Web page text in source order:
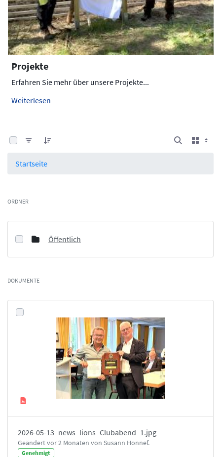
Projekte
Erfahren Sie mehr über unsere Projekte...
Weiterlesen
0 von 4 Elemente ausgewählt
Startseite
ORDNER
Öffentlich
DOKUMENTE
2026-05-13_news_lions_Clubabend_1.jpg
Geändert vor 2 Monaten von Susann Honnef.
Genehmigt